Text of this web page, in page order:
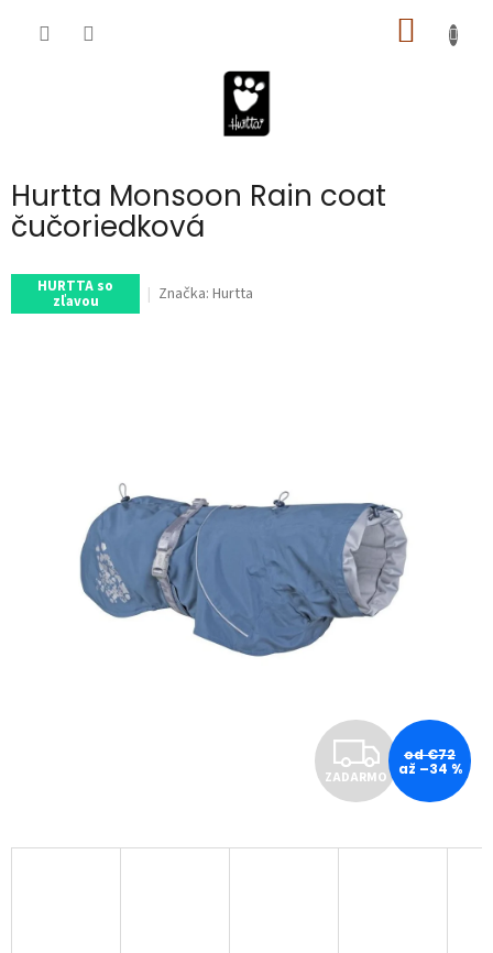
Hurtta Monsoon Rain coat
čučoriedková
HURTTA so
zľavou Značka: Hurtta
Z
A
D
ZADARMO
od €72
až –34 %